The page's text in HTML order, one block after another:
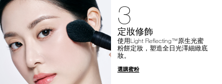
3
定妝修飾
使用Light Reflecting™原生光蜜
粉餅定妝，塑造全日光澤細緻底
妝。
選購蜜粉